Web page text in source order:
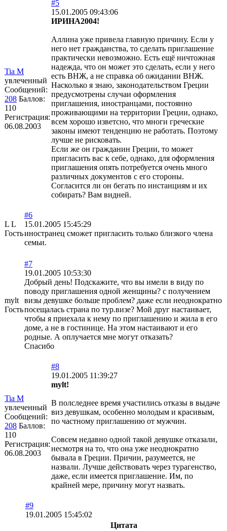
Tia М
увлеченный
Сообщений:
208 Баллов:
110
Регистрация:
06.08.2003
#5
15.01.2005 09:43:06
ИРИНА2004!
Аллина уже привела главную причину. Если у
него нет гражданства, то сделать приглашение
практически невозможно. Есть ещё ничтожная
надежда, что он может это сделать, если у него
есть ВНЖ, а не справка об ожидании ВНЖ.
Насколько я знаю, законодательством Греции
предусмотрены случаи оформления
приглашения, иностранцами, постоянно
проживающими на территории Греции, однако,
всем хорошо изветсно, что многи греческие
законы имеют тенденцию не работать. Поэтому
лучше не рисковать.
Если же он гражданин Греции, то может
пригласить вас к себе, однако, для оформления
приглашения опять потребуется очень много
различных документов с его стороны.
Согласится ли он бегать по инстанциям и их
собирать? Вам видней.
L L
Гость
#6
15.01.2005 15:45:29
иностранец сможет пригласить только близкого члена
семьи.
mylt
Гость
#7
19.01.2005 10:53:30
Добрый день! Подскажите, что вы имели в виду по
поводу приглашения одной женщины? с получением
визы девушке больше проблем? даже если неоднократно
посещалась страна по тур.визе? Мой друг настаивает,
чтобы я приехала к нему по приглашению и жила в его
доме, а не в гостинице. На этом настаивают и его
родные. А оплучается мне могут отказать?
Спасибо
Tia М
увлеченный
Сообщений:
208 Баллов:
110
Регистрация:
06.08.2003
#8
19.01.2005 11:39:27
mylt!
В полследнее время участились отказы в выдаче
виз девушкам, особенно молодым и красивым,
по частному приглашению от мужчин.
Совсем недавно одной такой девушке отказали,
несмотря на то, что она уже неоднократно
бывала в Греции. Причин, разумеется, не
назвали. Лучше действовать через турагенство,
даже, если имеется приглашение. Им, по
крайней мере, причину могут назвать.
#9
19.01.2005 15:45:02
Цитата